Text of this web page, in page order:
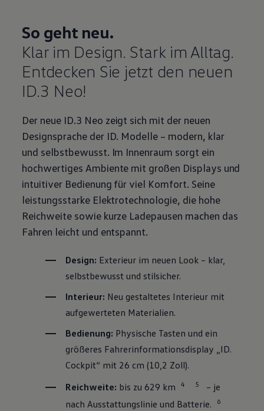
So geht neu.
Klar im Design. Stark im Alltag.
Entdecken Sie jetzt den neuen
ID.3 Neo!
Der neue ID.3 Neo zeigt sich mit der neuen
Designsprache der ID. Modelle – modern, klar
und selbstbewusst. Im Innenraum sorgt ein
hochwertiges Ambiente mit großen Displays und
intuitiver Bedienung für viel Komfort. Seine
leistungsstarke Elektrotechnologie, die hohe
Reichweite sowie kurze Ladepausen machen das
Fahren leicht und entspannt.
Design: Exterieur im neuen Look – klar,
selbstbewusst und stilsicher.
Interieur: Neu gestaltetes Interieur mit
aufgewerteten Materialien.
Bedienung: Physische Tasten und ein
größeres Fahrerinformationsdisplay „ID.
Cockpit“ mit 26 cm (10,2 Zoll).
Reichweite: bis zu 629 km 4 5
– je
nach Ausstattungslinie und Batterie.
6